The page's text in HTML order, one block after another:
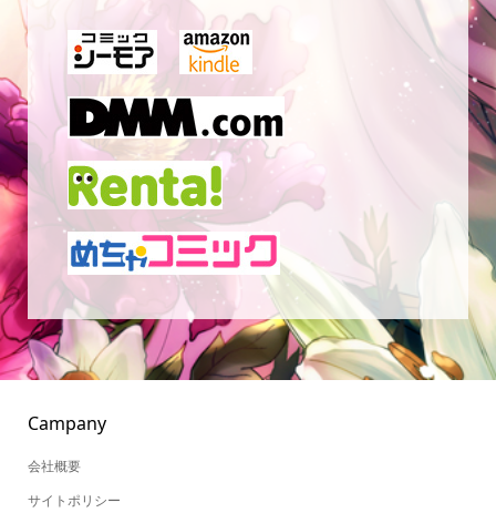
Campany
会社概要
サイトポリシー